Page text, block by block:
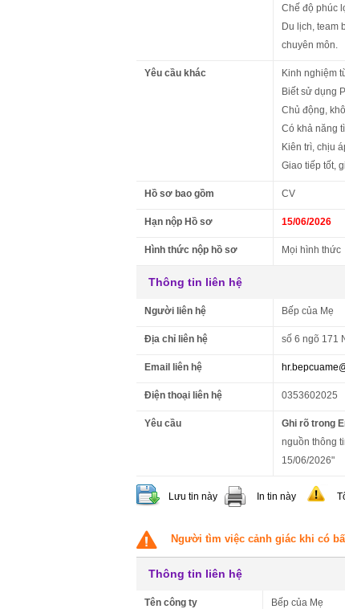
Chế độ phúc
Du lịch, team
chuyên môn.
Yêu cầu khác
Kinh nghiệm
Biết sử dụng
Chủ động,
Có khả năng
Kiên trì, chịu
Giao tiếp tốt,
Hồ sơ bao gồm CV
Hạn nộp Hồ sơ 15/06/2026
Hình thức nộp hồ sơ Mọi hình thức
Thông tin liên hệ
Người liên hệ Bếp của Mẹ
Địa chỉ liên hệ số 6 ngõ 171
Email liên hệ
Điện thoại liên hệ 0353602025
Yêu cầu Ghi rõ trong
nguồn thông
15/06/2026"
Lưu tin này In tin này
Người tìm việc cảnh giác khi có
Thông tin liên hệ
Tên công ty Bếp của Mẹ